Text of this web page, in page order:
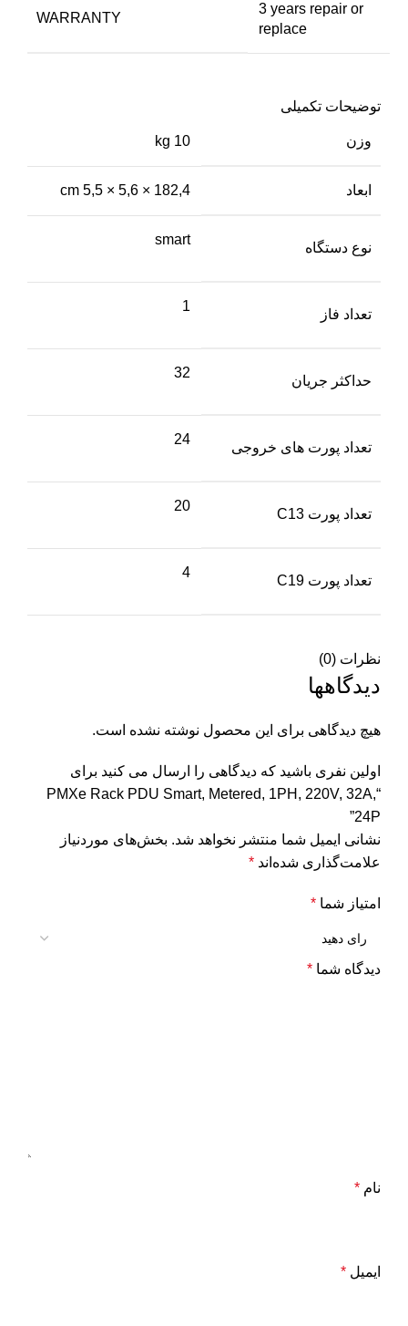
WARRANTY
3 years repair or
replace
توضیحات تکمیلی
وزن 10 kg
ابعاد 182,4 × 5,6 × 5,5 cm
نوع دستگاه
smart
تعداد فاز
1
حداکثر جریان
32
تعداد پورت های خروجی
24
تعداد پورت C13
20
تعداد پورت C19
4
نظرات (0)
دیدگاهها
هیچ دیدگاهی برای این محصول نوشته نشده است.
اولین نفری باشید که دیدگاهی را ارسال می کنید برای
“PMXe Rack PDU Smart, Metered, 1PH, 220V, 32A,
24P”
نشانی ایمیل شما منتشر نخواهد شد. بخش‌های موردنیاز
علامت‌گذاری شده‌اند *
امتیاز شما *
دیدگاه شما *
نام *
ایمیل *